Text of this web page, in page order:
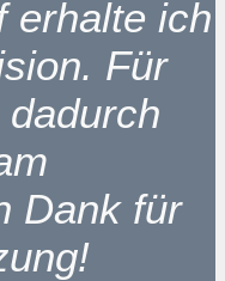
erhalte ich
Für
Dank für